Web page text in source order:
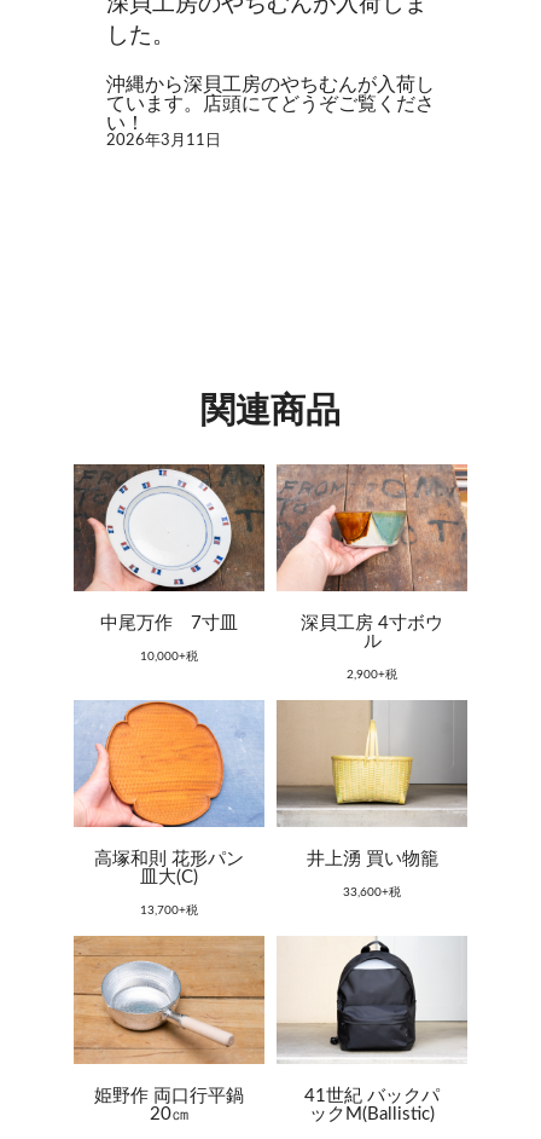
した。
沖縄から深貝工房のやちむんが入荷し
ています。店頭にてどうぞご覧くださ
い！
2026年3月11日
関連商品
中尾万作 7寸皿
10,000+税
深貝工房 4寸ボウ
ル
2,900+税
高塚和則 花形パン
皿大(C)
13,700+税
井上湧 買い物籠
33,600+税
姫野作 両口行平鍋
20㎝
41世紀 バックパ
ックM(Ballistic)